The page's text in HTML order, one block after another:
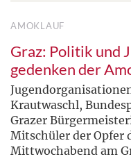
AMOKLAUF
Graz: Politik und
gedenken der
Krautwaschl,
Grazer
Mitschüler der Opfer
Mittwochabend am